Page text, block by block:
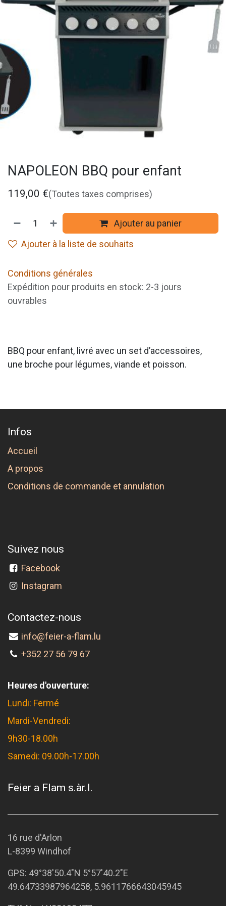
NAPOLEON BBQ pour enfant
119,00 €(Toutes taxes comprises)
Ajouter au panier
Ajouter à la liste de souhaits
Conditions générales
Expédition pour produits en stock: 2-3 jours
ouvrables
BBQ pour enfant, livré avec un set d’accessoires,
une broche pour légumes, viande et poisson.
Infos
Accueil
A propos
Conditions de commande et annulation
Suivez nous
Facebook
Instagram
Contactez-nous
info@feier-a-flam.lu
+352 27 56 79 67
Heures d'ouverture:
Lundi: Fermé
Mardi-Vendredi:
9h30-18.00h
Samedi: 09.00h-17.00h
Feier a Flam s.àr.l.
16 rue d'Arlon
L-8399 Windhof
GPS: 49°38'50.4"N 5°57'40.2"E
49.64733987964258, 5.9611766643045945